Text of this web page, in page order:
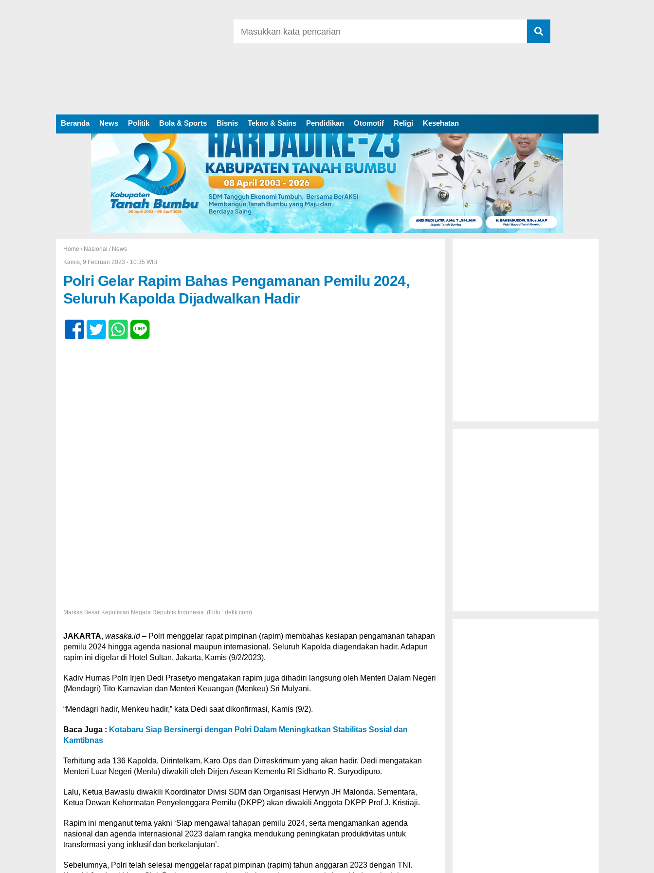
Beranda News Politik Bola & Sports Bisnis Tekno & Sains Pendidikan Otomotif Religi Kesehatan
Home / Nasional / News
Kamis, 9 Februari 2023 - 10:35 WIB
Polri Gelar Rapim Bahas Pengamanan Pemilu 2024,
Seluruh Kapolda Dijadwalkan Hadir
Markas Besar Kepolisian Negara Republik Indonesia. (Foto : detik.com)
JAKARTA, wasaka.id– Polri menggelar rapat pimpinan (rapim) membahas kesiapan pengamanan tahapan
pemilu 2024 hingga agenda nasional maupun internasional. Seluruh Kapolda diagendakan hadir. Adapun
rapim ini digelar di Hotel Sultan, Jakarta, Kamis (9/2/2023).
Kadiv Humas Polri Irjen Dedi Prasetyo mengatakan rapim juga dihadiri langsung oleh Menteri Dalam Negeri
(Mendagri) Tito Karnavian dan Menteri Keuangan (Menkeu) Sri Mulyani.
“Mendagri hadir, Menkeu hadir,” kata Dedi saat dikonfirmasi, Kamis (9/2).
Baca Juga : Kotabaru Siap Bersinergi dengan Polri Dalam Meningkatkan Stabilitas Sosial dan
Kamtibnas
Terhitung ada 136 Kapolda, Dirintelkam, Karo Ops dan Dirreskrimum yang akan hadir. Dedi mengatakan
Menteri Luar Negeri (Menlu) diwakili oleh Dirjen Asean Kemenlu RI Sidharto R. Suryodipuro.
Lalu, Ketua Bawaslu diwakili Koordinator Divisi SDM dan Organisasi Herwyn JH Malonda. Sementara,
Ketua Dewan Kehormatan Penyelenggara Pemilu (DKPP) akan diwakili Anggota DKPP Prof J. Kristiaji.
Rapim ini menganut tema yakni ‘Siap mengawal tahapan pemilu 2024, serta mengamankan agenda
nasional dan agenda internasional 2023 dalam rangka mendukung peningkatan produktivitas untuk
transformasi yang inklusif dan berkelanjutan’.
Sebelumnya, Polri telah selesai menggelar rapat pimpinan (rapim) tahun anggaran 2023 dengan TNI.